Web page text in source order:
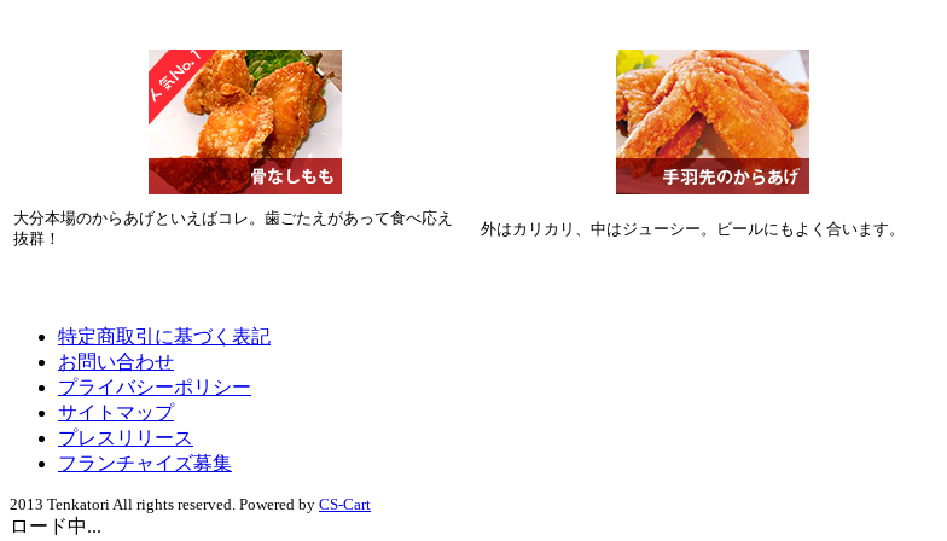
大分本場のからあげといえばコレ。歯ごたえがあって食べ応え
抜群！
外はカリカリ、中はジューシー。ビールにもよく合います。
特定商取引に基づく表記
お問い合わせ
プライバシーポリシー
サイトマップ
プレスリリース
フランチャイズ募集
2013 Tenkatori All rights reserved. Powered by CS-Cart
ロード中...